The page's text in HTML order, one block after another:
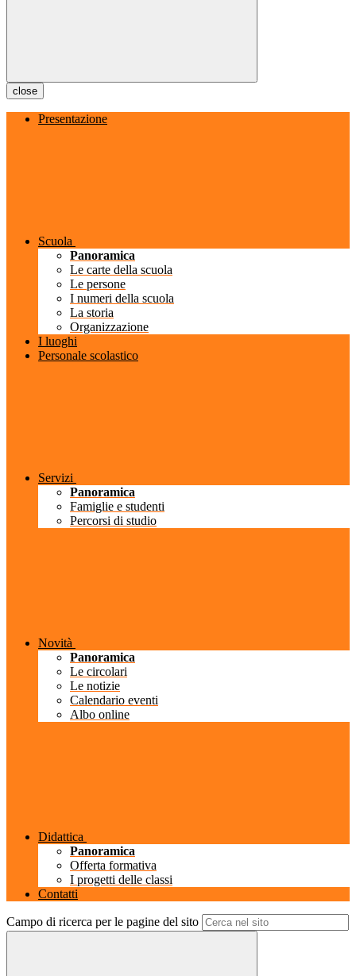
close
Presentazione
Scuola
Panoramica
Le carte della scuola
Le persone
I numeri della scuola
La storia
Organizzazione
I luoghi
Personale scolastico
Servizi
Panoramica
Famiglie e studenti
Percorsi di studio
Novità
Panoramica
Le circolari
Le notizie
Calendario eventi
Albo online
Didattica
Panoramica
Offerta formativa
I progetti delle classi
Contatti
Campo di ricerca per le pagine del sito